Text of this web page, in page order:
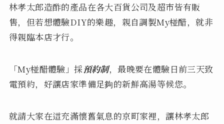
林孝太郎造酢的產品在各大百貨公司及超市皆有販
售，但若想體驗DIY的樂趣，親自調製My椪醋，就非
得親臨本店才行。
「My椪醋體驗」採預約制，最晚要在體驗日前三天致
電預約，好讓店家準備足夠的新鮮高湯等候您。
就請大家在這充滿懷舊氣息的京町家裡，讓林孝太郎